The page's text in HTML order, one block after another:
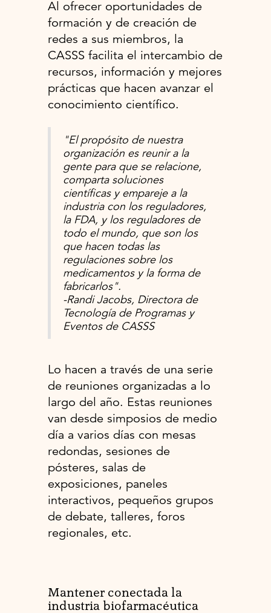
Al ofrecer oportunidades de
formación y de creación de
redes a sus miembros, la
CASSS facilita el intercambio de
recursos, información y mejores
prácticas que hacen avanzar el
conocimiento científico.
"El propósito de nuestra
organización es reunir a la
gente para que se relacione,
comparta soluciones
científicas y empareje a la
industria con los reguladores,
la FDA, y los reguladores de
todo el mundo, que son los
que hacen todas las
regulaciones sobre los
medicamentos y la forma de
fabricarlos".
-Randi Jacobs, Directora de
Tecnología de Programas y
Eventos de CASSS
Lo hacen a través de una serie
de reuniones organizadas a lo
largo del año. Estas reuniones
van desde simposios de medio
día a varios días con mesas
redondas, sesiones de
pósteres, salas de
exposiciones, paneles
interactivos, pequeños grupos
de debate, talleres, foros
regionales, etc.
Mantener conectada la
industria biofarmacéutica